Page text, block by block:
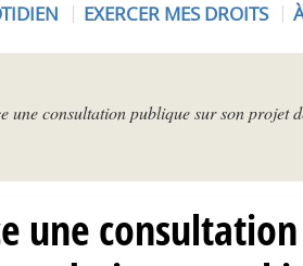
EXERCER MES DROITS
une consultation publique sur son projet
une